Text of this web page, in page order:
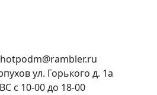
с 10-00 до 18-00
ул. Горького д. 1а